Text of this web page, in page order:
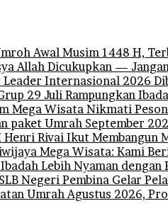
Awal Musim 1448 H,
Allah Dicukupkan —
Internasional 2026
29 Juli Rampungkan
Mega Wisata Nikmati
paket Umrah September
Henri Rivai Ikut Membangun
Mega Wisata: Kami
Lebih Nyaman
Negeri Pembina Gelar
Umrah Agustus 2026,